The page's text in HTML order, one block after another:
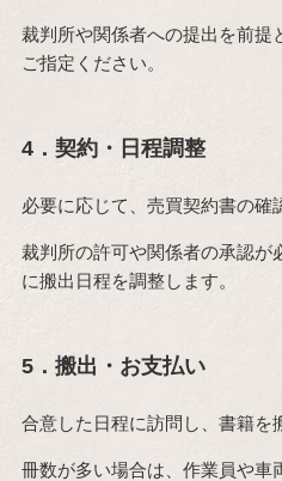
裁判所や関係者への提出を前提
ご指定ください。
4．契約・日程調整
必要に応じて、売買契約書の確
裁判所の許可や関係者の承認が
に搬出日程を調整します。
5．搬出・お支払い
合意した日程に訪問し、書籍を
冊数が多い場合は、作業員や車